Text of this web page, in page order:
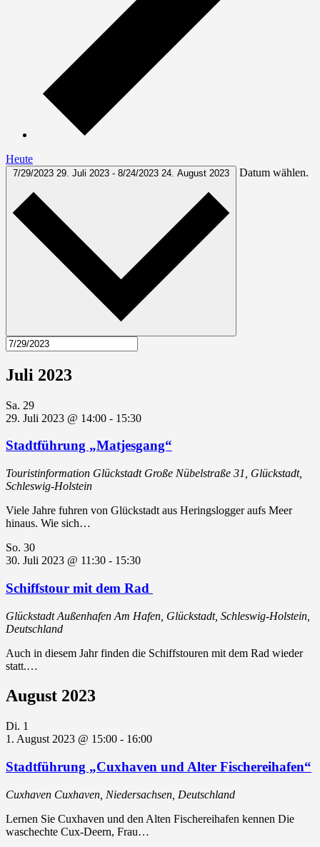
Heute
7/29/2023 29. Juli 2023 - 8/24/2023 24. August 2023 Datum wählen.
Juli 2023
Sa. 29
29. Juli 2023 @ 14:00 - 15:30
Stadtführung „Matjesgang“
Touristinformation Glückstadt Große Nübelstraße 31, Glückstadt,
Schleswig-Holstein
Viele Jahre fuhren von Glückstadt aus Heringslogger aufs Meer
hinaus. Wie sich…
So. 30
30. Juli 2023 @ 11:30 - 15:30
Schiffstour mit dem Rad
Glückstadt Außenhafen Am Hafen, Glückstadt, Schleswig-Holstein,
Deutschland
Auch in diesem Jahr finden die Schiffstouren mit dem Rad wieder
statt.…
August 2023
Di. 1
1. August 2023 @ 15:00 - 16:00
Stadtführung „Cuxhaven und Alter Fischereihafen“
Cuxhaven Cuxhaven, Niedersachsen, Deutschland
Lernen Sie Cuxhaven und den Alten Fischereihafen kennen Die
waschechte Cux-Deern, Frau…